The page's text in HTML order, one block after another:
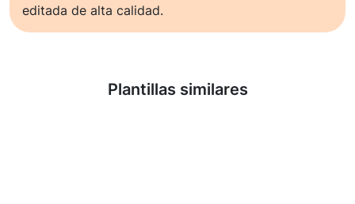
editada de alta calidad.
Plantillas similares
Saber más